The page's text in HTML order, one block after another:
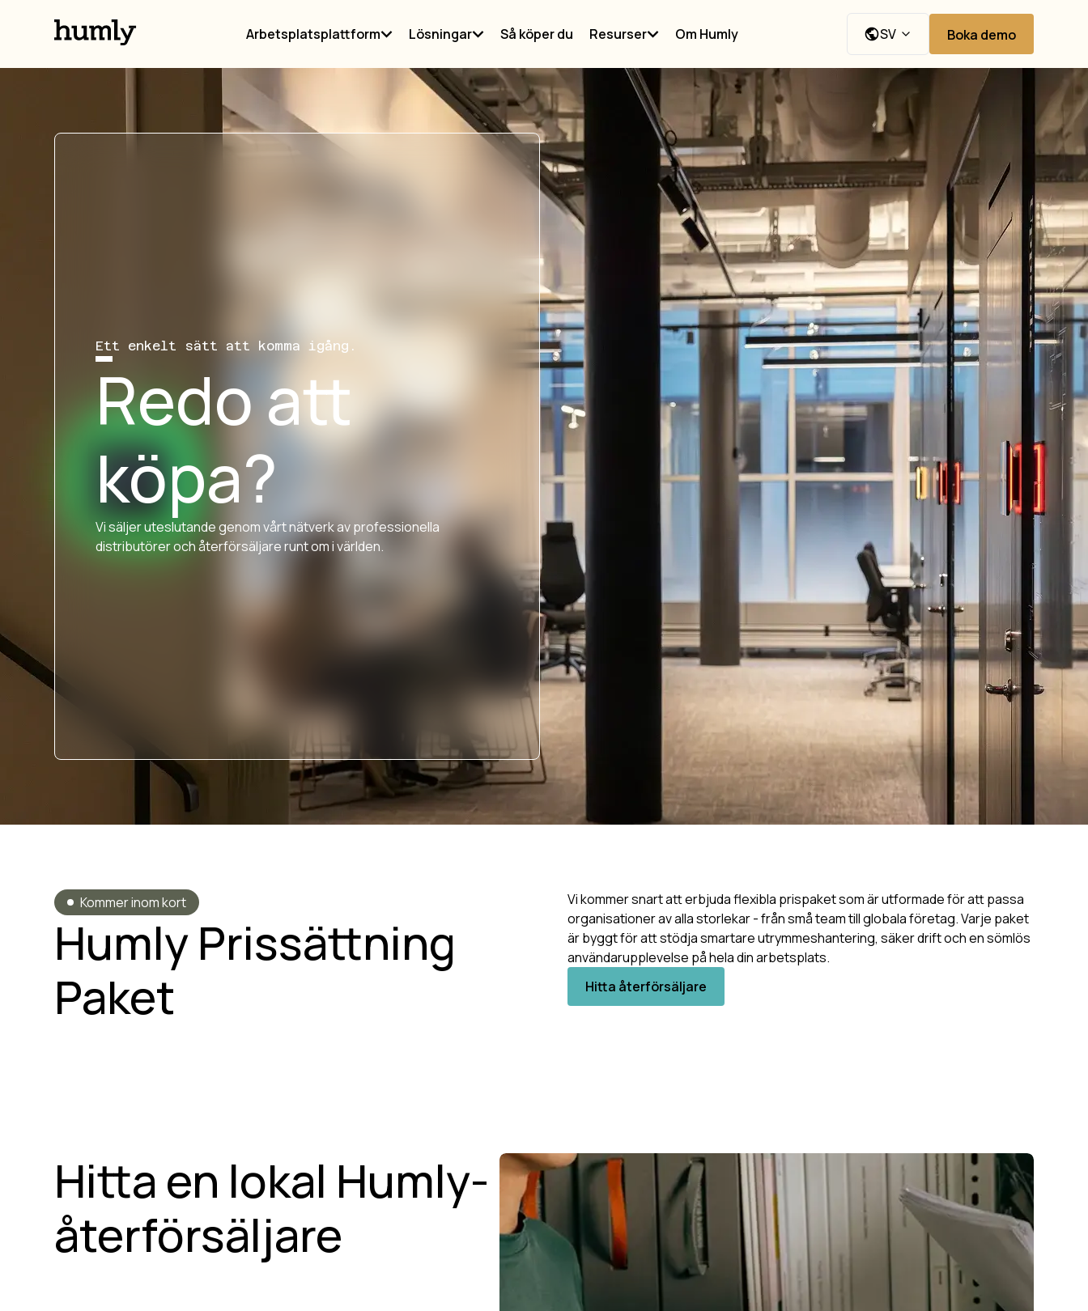
Arbetsplatsplattform Lösningar Så köper du Resurser Om Humly SV Boka demo
Ett enkelt sätt att komma igång.
Redo att
köpa?
Vi säljer uteslutande genom vårt nätverk av professionella
distributörer och återförsäljare runt om i världen.
Kommer inom kort
Humly Prissättning
Paket
Vi kommer snart att erbjuda flexibla prispaket som är utformade för att passa
organisationer av alla storlekar - från små team till globala företag. Varje paket
är byggt för att stödja smartare utrymmeshantering, säker drift och en sömlös
användarupplevelse på hela din arbetsplats.
Hitta återförsäljare
Hitta en lokal Humly-
återförsäljare